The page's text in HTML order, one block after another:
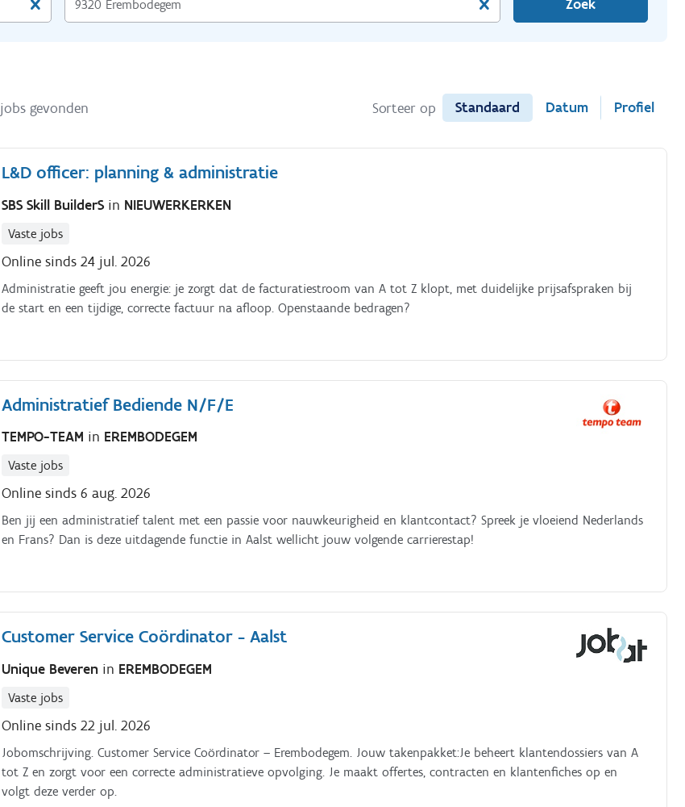
Zoek
jobs gevonden Sorteer op Standaard Datum Profiel
L&D officer: planning & administratie
SBS Skill BuilderS in NIEUWERKERKEN
Vaste jobs
Online sinds 24 jul. 2026
Administratie geeft jou energie: je zorgt dat de facturatiestroom van A tot Z klopt, met duidelijke prijsafspraken bij
de start en een tijdige, correcte factuur na afloop. Openstaande bedragen?
Administratief Bediende N/F/E
TEMPO-TEAM in EREMBODEGEM
Vaste jobs
Online sinds 6 aug. 2026
Ben jij een administratief talent met een passie voor nauwkeurigheid en klantcontact? Spreek je vloeiend Nederlands
en Frans? Dan is deze uitdagende functie in Aalst wellicht jouw volgende carrierestap!
Customer Service Coördinator - Aalst
Unique Beveren in EREMBODEGEM
Vaste jobs
Online sinds 22 jul. 2026
Jobomschrijving. Customer Service Coördinator – Erembodegem. Jouw takenpakket:Je beheert klantendossiers van A
tot Z en zorgt voor een correcte administratieve opvolging. Je maakt offertes, contracten en klantenfiches op en
volgt deze verder op.